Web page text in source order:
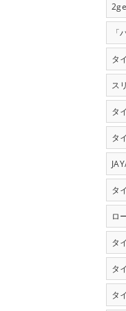
タ
ス
タ
タ
タ
ロ
タ
タ
タ